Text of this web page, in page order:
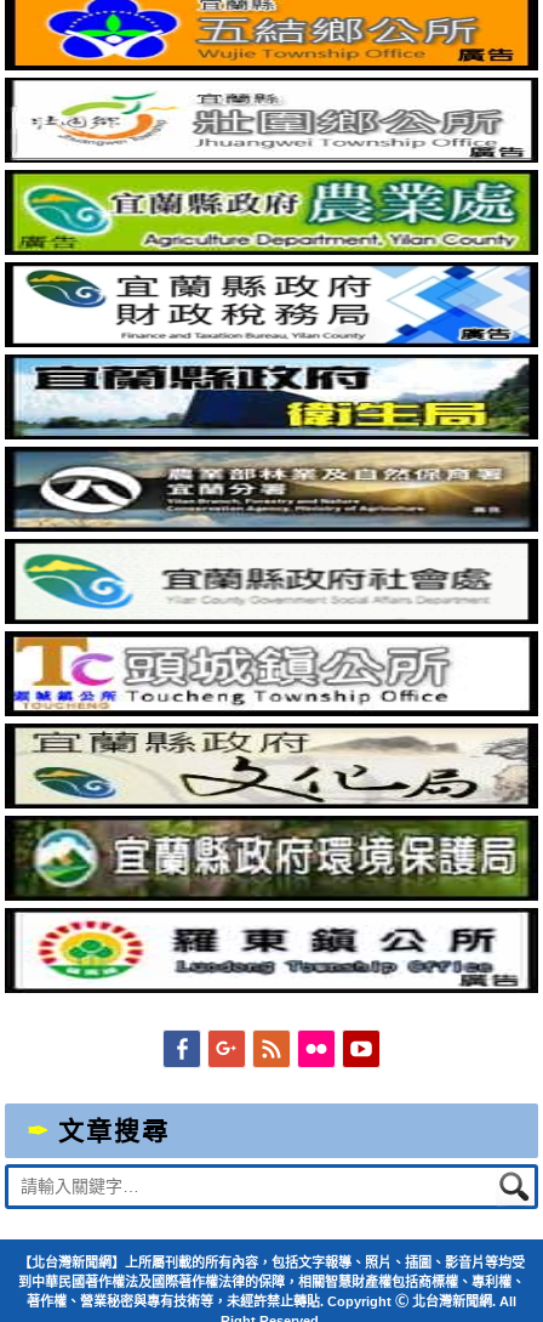
FacebookGoogleplus
Feed Flickr
文章搜尋
Suche
nach:
【北台灣新聞網】上所屬刊載的所有內容，包括文字報導、照片、插圖、影音片等均受
到中華民國著作權法及國際著作權法律的保障，相關智慧財產權包括商標權、專利權、
著作權、營業秘密與專有技術等，未經許禁止轉貼. Copyright Ⓒ 北台灣新聞網. All